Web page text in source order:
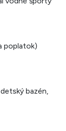
poplatok)
bazén,